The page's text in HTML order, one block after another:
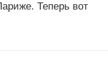
Теперь вот